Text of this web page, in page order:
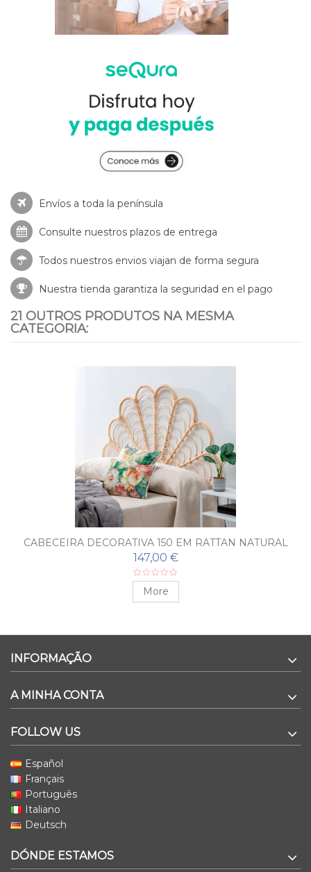
Envíos a toda la península
Consulte nuestros plazos de entrega
Todos nuestros envios viajan de forma segura
Nuestra tienda garantiza la seguridad en el pago
21 OUTROS PRODUTOS NA MESMA
CATEGORIA:
CABECEIRA DECORATIVA 150 EM RATTAN NATURAL
BATZAN
147,00 €
More
INFORMAÇÃO
A MINHA CONTA
FOLLOW US
Español
Français
Português
Italiano
Deutsch
DÓNDE ESTAMOS